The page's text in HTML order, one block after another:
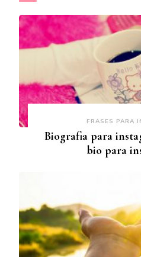
FRASES PARA
Biografia para
bio para